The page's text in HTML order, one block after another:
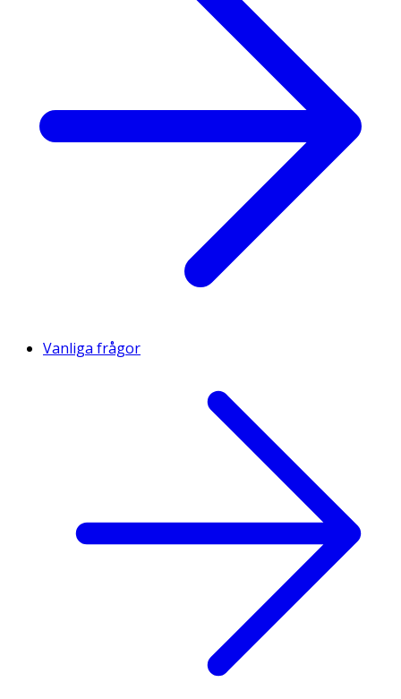
Vanliga frågor